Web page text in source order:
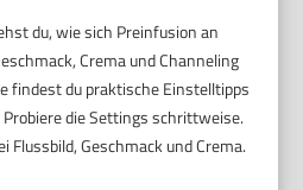
du, wie sich Preinfusion an
Crema und Channeling
findest du praktische Einstelltipps
die Settings schrittweise.
Flussbild, Geschmack und Crema.